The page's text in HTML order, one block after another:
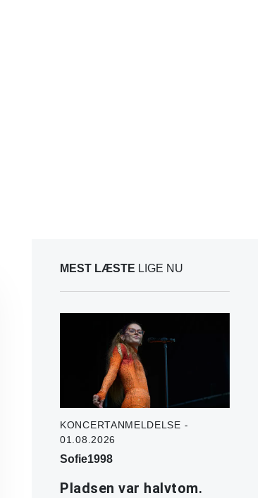
MEST LÆSTE LIGE NU
KONCERTANMELDELSE -
01.08.2026
Sofie1998
Pladsen var halvtom.